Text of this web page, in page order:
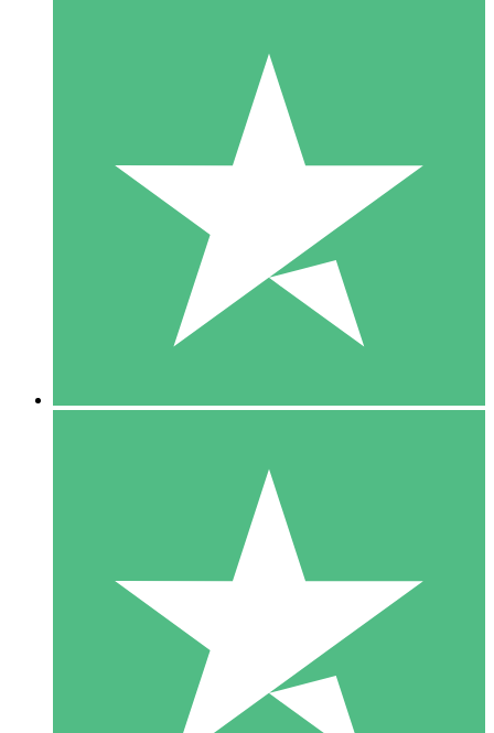
Pacotes de Créditos Individuais
Pague conforme o uso com créditos de download. Sem
1000
10 Downloads
20 00